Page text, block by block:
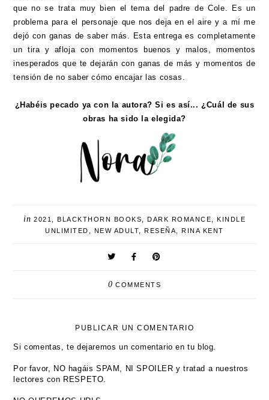
que no se trata muy bien el tema del padre de Cole. Es un
problema para el personaje que nos deja en el aire y a mí me
dejó con ganas de saber más. Esta entrega es completamente
un tira y afloja con momentos buenos y malos, momentos
inesperados que te dejarán con ganas de más y momentos de
tensión de no saber cómo encajar las cosas.
¿Habéis pecado ya con la autora? Si es así... ¿Cuál de sus
obras ha sido la elegida?
in 2021 ,BLACKTHORN BOOKS ,DARK ROMANCE ,KINDLE
UNLIMITED
NEW ADULT ,RESEÑA ,RINA KENT
0 COMMENTS
PUBLICAR UN COMENTARIO
Si comentas, te dejaremos un comentario en tu blog.
Por favor, NO hagáis SPAM, NI SPOILER y tratad a nuestros
lectores con RESPETO.